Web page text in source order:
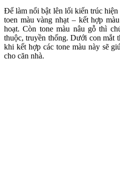
Để làm nổi bật lên lối kiến trúc
toen màu vàng nhạt – kết hợp
hoạt. Còn tone màu nâu gỗ thì
thuộc, truyền thống. Dưới con mắt
khi kết hợp các tone màu này sẽ
cho căn nhà.